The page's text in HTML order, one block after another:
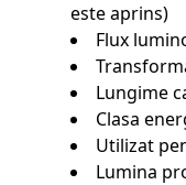
este aprins)
Flux
Lungime
Clasa
Utilizat
Lumina